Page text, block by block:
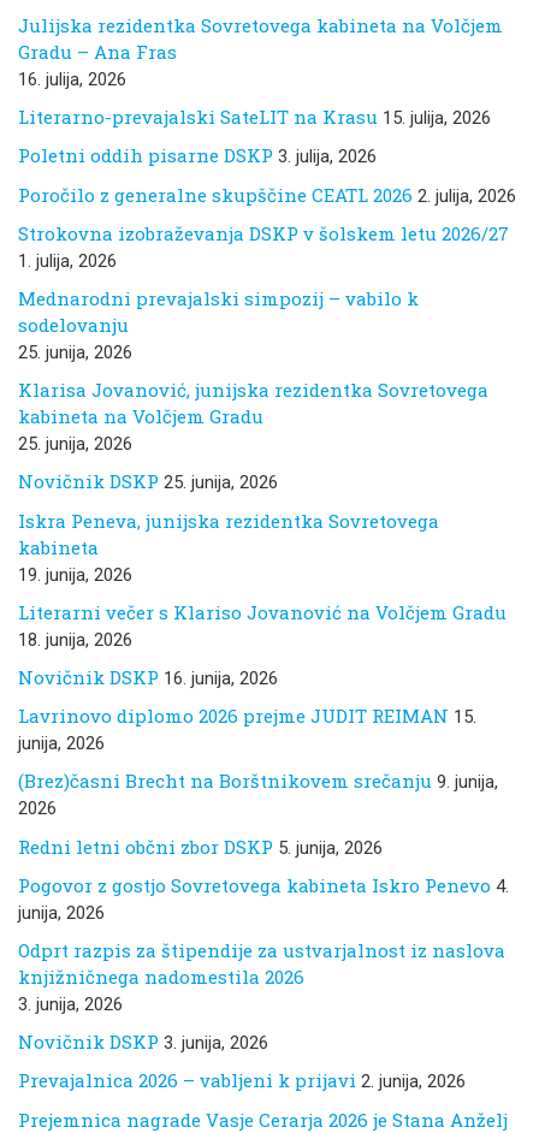
Julijska rezidentka Sovretovega kabineta na Volčjem
Gradu – Ana Fras
16. julija, 2026
Literarno-prevajalski SateLIT na Krasu 15. julija, 2026
Poletni oddih pisarne DSKP 3. julija, 2026
Poročilo z generalne skupščine CEATL 2026 2. julija, 2026
Strokovna izobraževanja DSKP v šolskem letu 2026/27
1. julija, 2026
Mednarodni prevajalski simpozij – vabilo k
sodelovanju
25. junija, 2026
Klarisa Jovanović, junijska rezidentka Sovretovega
kabineta na Volčjem Gradu
25. junija, 2026
Novičnik DSKP 25. junija, 2026
Iskra Peneva, junijska rezidentka Sovretovega
kabineta
19. junija, 2026
Literarni večer s Klariso Jovanović na Volčjem Gradu
18. junija, 2026
Novičnik DSKP 16. junija, 2026
Lavrinovo diplomo 2026 prejme JUDIT REIMAN 15.
junija, 2026
(Brez)časni Brecht na Borštnikovem srečanju 9. junija,
2026
Redni letni občni zbor DSKP 5. junija, 2026
Pogovor z gostjo Sovretovega kabineta Iskro Penevo 4.
junija, 2026
Odprt razpis za štipendije za ustvarjalnost iz naslova
knjižničnega nadomestila 2026
3. junija, 2026
Novičnik DSKP 3. junija, 2026
Prevajalnica 2026 – vabljeni k prijavi 2. junija, 2026
Prejemnica nagrade Vasje Cerarja 2026 je Stana Anželj